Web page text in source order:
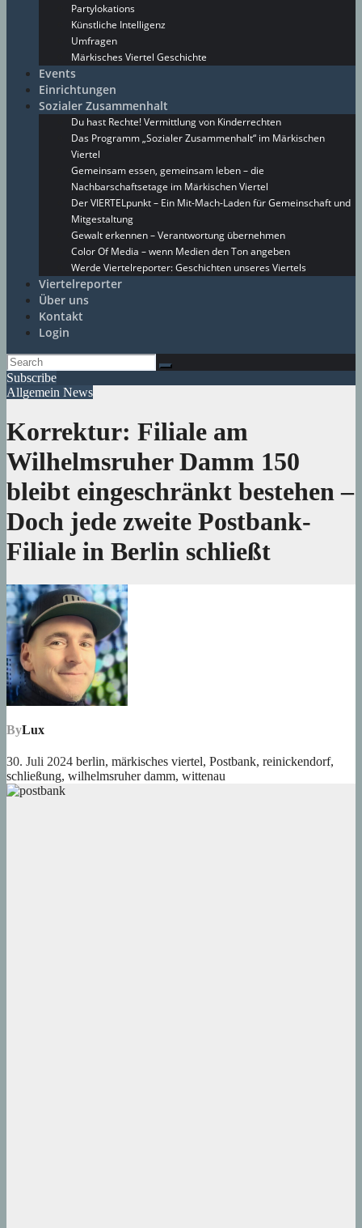
Partylokations
Künstliche Intelligenz
Umfragen
Märkisches Viertel Geschichte
Events
Einrichtungen
Sozialer Zusammenhalt
Du hast Rechte! Vermittlung von Kinderrechten
Das Programm „Sozialer Zusammenhalt“ im Märkischen
Viertel
Gemeinsam essen, gemeinsam leben – die
Nachbarschaftsetage im Märkischen Viertel
Der VIERTELpunkt – Ein Mit-Mach-Laden für Gemeinschaft und
Mitgestaltung
Gewalt erkennen – Verantwortung übernehmen
Color Of Media – wenn Medien den Ton angeben
Werde Viertelreporter: Geschichten unseres Viertels
Viertelreporter
Über uns
Kontakt
Login
Subscribe
Allgemein News
Korrektur: Filiale am
Wilhelmsruher Damm 150
bleibt eingeschränkt bestehen –
Doch jede zweite Postbank-
Filiale in Berlin schließt
ByLux
30. Juli 2024 berlin, märkisches viertel, Postbank, reinickendorf,
schließung, wilhelmsruher damm, wittenau